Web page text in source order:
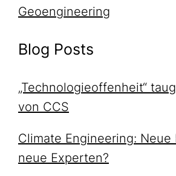
Geoengineering
Blog Posts
„Technologieoffenheit“
von CCS
Climate Engineering: Neue
neue Experten?